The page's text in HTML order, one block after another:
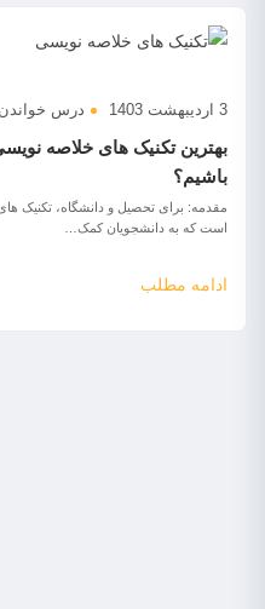
3 اردیبهشت 1403 درس خواندن
بهترین تکنیک های خلاصه
باشیم؟
مقدمه: برای تحصیل و دانشگاه، تکنیک
است که به دانشجویان کمک…
ادامه مطلب